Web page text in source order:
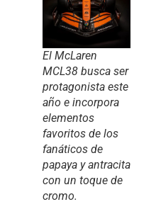
El McLaren
MCL38 busca ser
protagonista este
año e incorpora
elementos
favoritos de los
fanáticos de
papaya y antracita
con un toque de
cromo.